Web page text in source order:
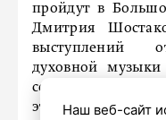
пройдут в
Дмитрия
выступлений
духовной
сербский хор
этот коллектив.
Наш веб-сайт